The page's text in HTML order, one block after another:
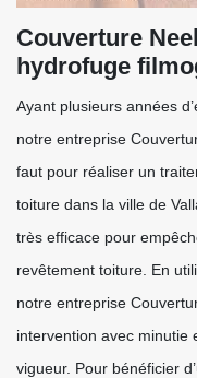
Couverture
hydrofuge
Ayant plusieurs années
notre entreprise
faut pour réaliser un
toiture dans la ville de
très efficace pour
revêtement toiture. En
notre entreprise
intervention avec minutie
vigueur. Pour bénéficier